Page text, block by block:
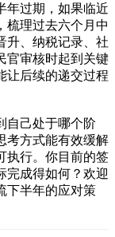
年过期，如果临近
梳理过去六个月中
升、纳税记录、社
官审核时起到关键
让后续的递交过程
自己处于哪个阶
考方式能有效缓解
执行。你目前的签
完成得如何？欢迎
下半年的应对策